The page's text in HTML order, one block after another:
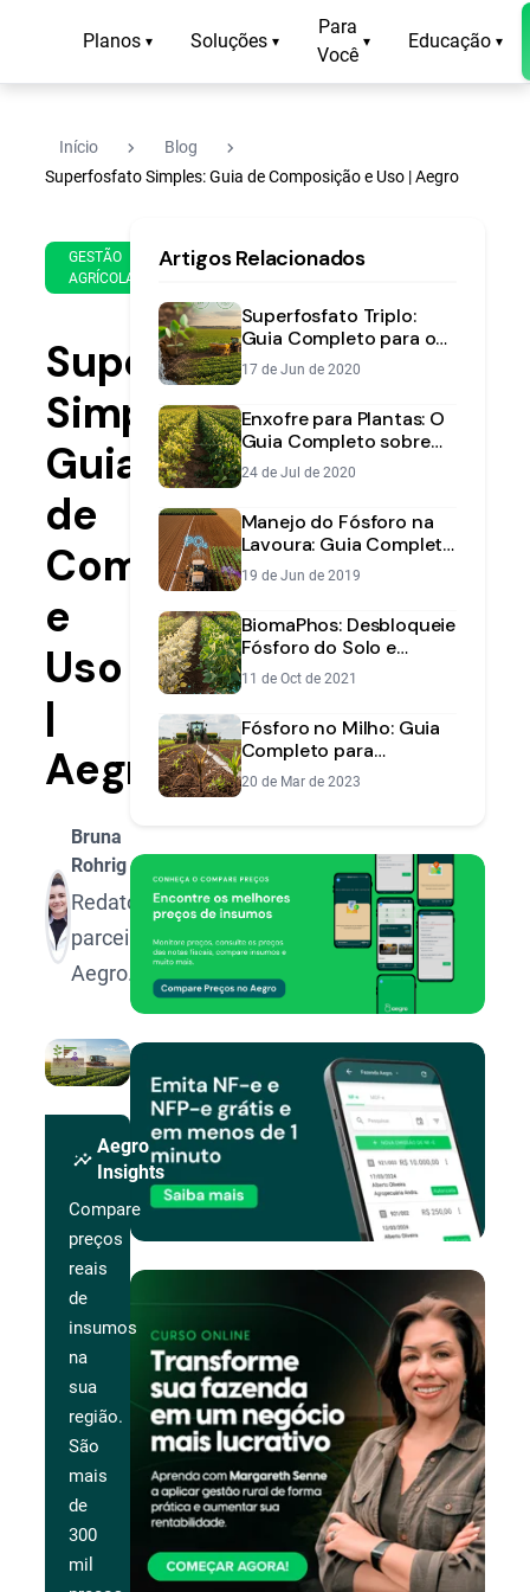
Planos ▾ Soluções ▾
Para
Você
▾ Educação ▾
Início navigate_next Blog navigate_next
Superfosfato Simples: Guia de Composição e Uso | Aegro
GESTÃO
AGRÍCOLA
Feb
2023
min
leitura
Superfosfato
Simples:
Guia
de
Composição
e
Uso
|
Aegro
Bruna
Rohrig
Redatora
parceira
Aegro.
insights
Aegro
Insights
Compare
preços
reais
de
insumos
na
sua
região.
São
mais
de
300
mil
Artigos Relacionados
Superfosfato Triplo:
Guia Completo para o
Fertilizante Fosfatado
na Sua Lavoura
17 de Jun de 2020
Enxofre para Plantas: O
Guia Completo sobre
Manejo e Adubação
24 de Jul de 2020
Manejo do Fósforo na
Lavoura: Guia Completo
para Máxima
Produtividade
19 de Jun de 2019
BiomaPhos: Desbloqueie
Fósforo do Solo e
Aumente Produtividade
11 de Oct de 2021
Fósforo no Milho: Guia
Completo para
Identificar e Corrigir a
Deficiência
20 de Mar de 2023